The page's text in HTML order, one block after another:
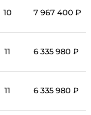
10 7 967 400 ₽
11 6 335 980 ₽
11 6 335 980 ₽